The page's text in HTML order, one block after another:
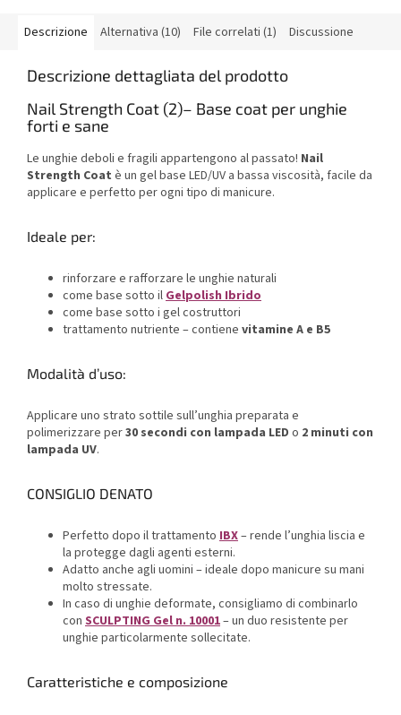
Descrizione Alternativa (10) File correlati (1) Discussione
Descrizione dettagliata del prodotto
Nail Strength Coat (2)– Base coat per unghie
forti e sane
Le unghie deboli e fragili appartengono al passato! Nail
Strength Coat è un gel base LED/UV a bassa viscosità, facile da
applicare e perfetto per ogni tipo di manicure.
Ideale per:
rinforzare e rafforzare le unghie naturali
come base sotto ilGelpolish Ibrido
come base sotto i gel costruttori
trattamento nutriente – contiene vitamine A e B5
Modalità d’uso:
Applicare uno strato sottile sull’unghia preparata e
polimerizzare per30 secondi con lampada LED o 2 minuti con
lampada UV.
CONSIGLIO DENATO
Perfetto dopo il trattamento IBX– rende l’unghia liscia e
la protegge dagli agenti esterni.
Adatto anche agli uomini – ideale dopo manicure su mani
molto stressate.
In caso di unghie deformate, consigliamo di combinarlo
con SCULPTING Gel n. 10001– un duo resistente per
unghie particolarmente sollecitate.
Caratteristiche e composizione